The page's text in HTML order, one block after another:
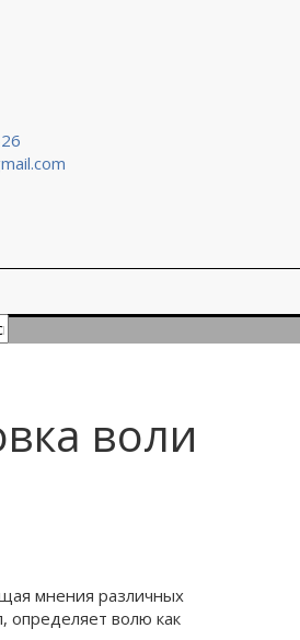
воли
мнения различных
определяет волю как